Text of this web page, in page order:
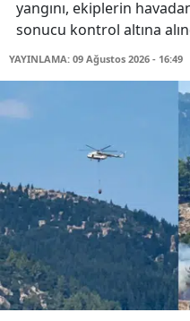
yangını, ekiplerin
sonucu kontrol altına
YAYINLAMA: 09 Ağustos 2026 - 16:49